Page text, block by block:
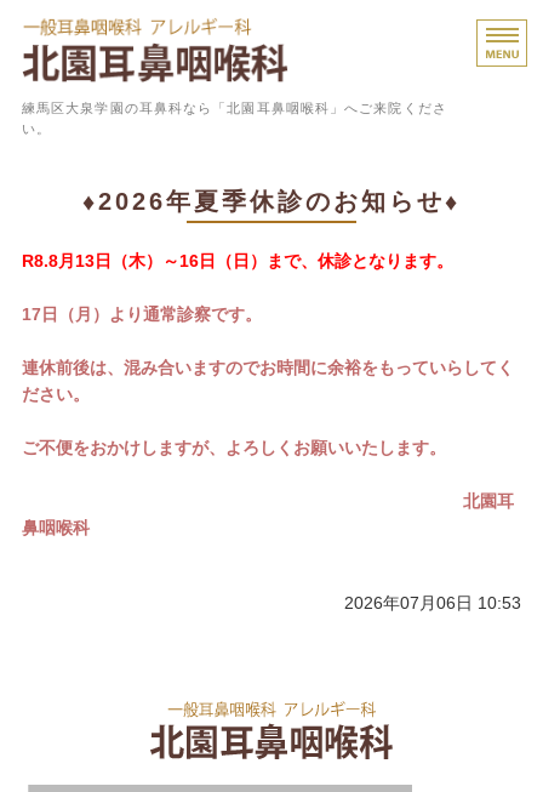
一般
練馬区大泉学園の耳鼻科なら「北園耳鼻咽喉科」へご来院くださ
い。
スタッフ紹介
♦2026年夏季休診のお知らせ♦
R8.8月13日（木）～16日（日）まで、休診となります。
17日（月）より通常診察です。
連休前後は、混み合いますのでお時間に余裕をもっていらしてく
ださい。
ご不便をおかけしますが、よろしくお願いいたします。
北園耳
鼻咽喉科
2026年07月06日 10:53